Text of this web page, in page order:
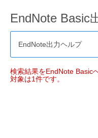
EndNote Basic
EndNote出力ヘルプ
検索結果をEndNote Basic
対象は1件です。